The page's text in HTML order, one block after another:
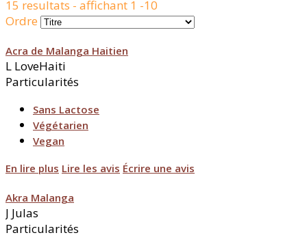
15 resultats - affichant 1 -10
Ordre
Acra de Malanga Haitien
L LoveHaiti
Particularités
Sans Lactose
Végétarien
Vegan
En lire plus Lire les avis Écrire une avis
Akra Malanga
J Julas
Particularités